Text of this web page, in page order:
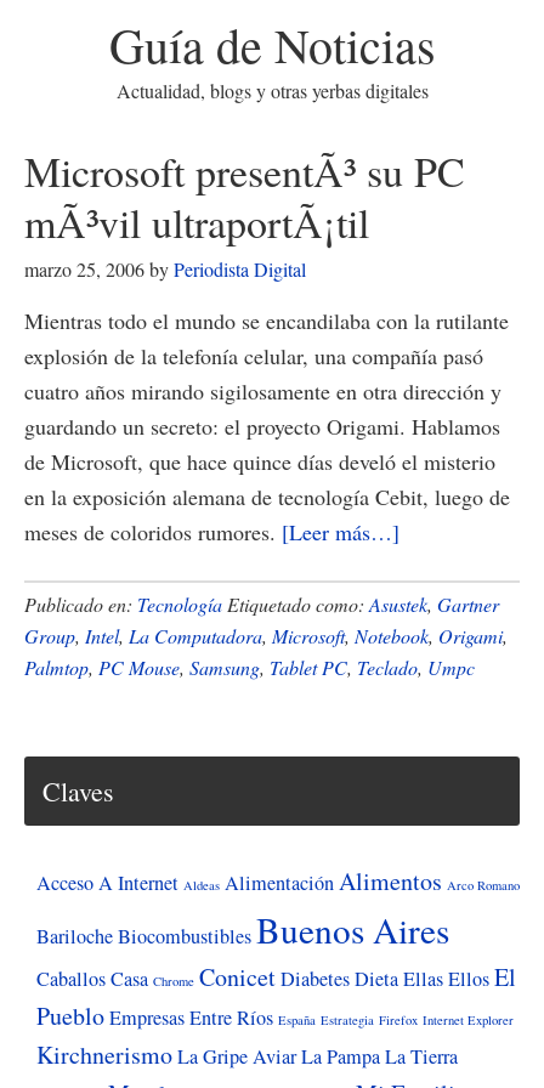
Guía de Noticias
Actualidad, blogs y otras yerbas digitales
Microsoft presentÃ³ su PC
mÃ³vil ultraportÃ¡til
marzo 25, 2006byPeriodista Digital
Mientras todo el mundo se encandilaba con la rutilante
explosión de la telefonía celular, una compañía pasó
cuatro años mirando sigilosamente en otra dirección y
guardando un secreto: el proyecto Origami. Hablamos
de Microsoft, que hace quince días develó el misterio
en la exposición alemana de tecnología Cebit, luego de
meses de coloridos rumores. [Leer más…]
Microsoft
presentÃ³
su
Publicado en: Tecnología Etiquetado como: Asustek, Gartner
Group, Intel, La Computadora, Microsoft, Notebook, Origami,
Palmtop, PC Mouse, Samsung, Tablet PC, Teclado, Umpc
Claves
Acceso A Internet Aldeas AlimentaciónAlimentos Arco Romano
BarilocheBiocombustiblesBuenos Aires
CaballosCasa Chrome ConicetDiabetesDietaEllasEllosEl
PuebloEmpresasEntre Ríos España Estrategia Firefox Internet Explorer
KirchnerismoLa Gripe AviarLa PampaLa Tierra